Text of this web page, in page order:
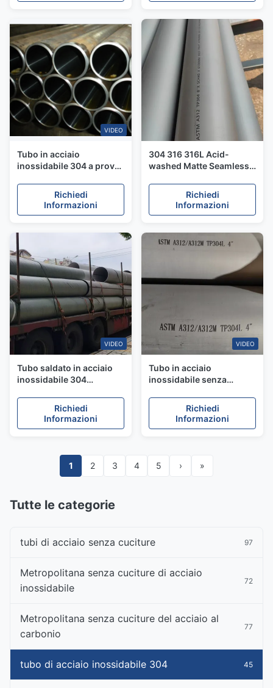
VIDEO
Tubo in acciaio
inossidabile 304 a prova
cuciture resistente alla
corrosione per l'industria
chimica
Richiedi
Informazioni
304 316 316L Acid-
washed Matte Seamless
Drinking Water
Transportation
Richiedi
Informazioni
VIDEO
Tubo saldato in acciaio
inossidabile 304
decapato e saldato per
edilizia
Richiedi
Informazioni
VIDEO
Tubo in acciaio
inossidabile senza
finitura opaca decapata
per decorazioni
architettoniche
Richiedi
Informazioni
1 2 3 4 5 › »
Tutte le categorie
tubi di acciaio senza cuciture 97
Metropolitana senza cuciture di acciaio
inossidabile
72
Metropolitana senza cuciture del acciaio al
carbonio
77
tubo di acciaio inossidabile 304 45